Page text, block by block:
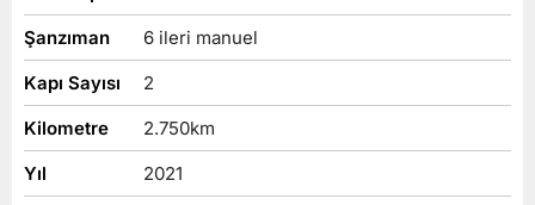
Şanzıman
6 ileri manuel
Kapı Sayısı
2
Kilometre
2.750km
Yıl
2021